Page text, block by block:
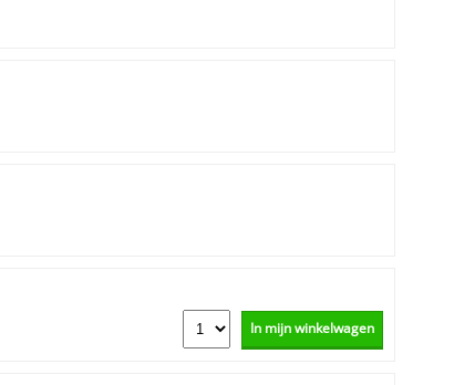
In mijn winkelwagen